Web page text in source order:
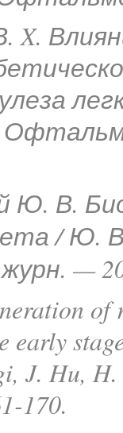
X.
Ю. В.
/ Ю.
—
early
J. Hu,
170.